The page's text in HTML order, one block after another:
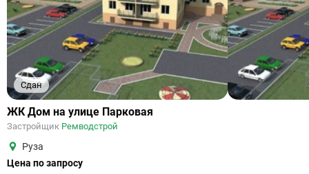
Сдан
ЖК Дом на улице Парковая
Застройщик Ремводстрой
Руза
Цена по запросу